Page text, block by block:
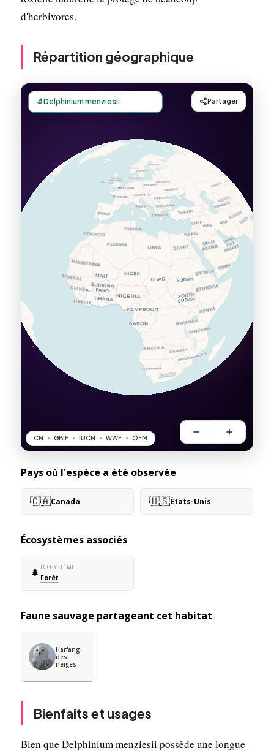
d'herbivores.
Répartition géographique
Pays où l'espèce a été observée
🇨🇦Canada 🇺🇸États-Unis
Écosystèmes associés
🌲 ÉCOSYSTÈME
Forêt
Faune sauvage partageant cet habitat
Harfang
des
neiges
Bienfaits et usages
Bien que Delphinium menziesii possède une longue